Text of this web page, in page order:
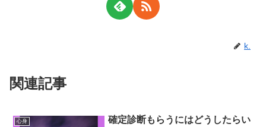
k.
関連記事
心身
確定診断もらうにはどうしたらい